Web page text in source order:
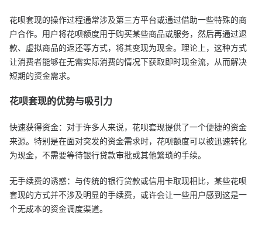
花呗套现的操作过程通常涉及第三方平台或通过借助一些特殊的商
户合作。用户将花呗额度用于购买某些商品或服务，然后再通过退
款、虚拟商品的返还等方式，将其变现为现金。理论上，这种方式
让消费者能够在无需实际消费的情况下获取即时现金流，从而解决
短期的资金需求。
花呗套现的优势与吸引力
快速获得资金：对于许多人来说，花呗套现提供了一个便捷的资金
来源。特别是在面对突发的资金需求时，花呗额度可以被迅速转化
为现金，不需要等待银行贷款审批或其他繁琐的手续。
无手续费的诱惑：与传统的银行贷款或信用卡取现相比，某些花呗
套现的方式并不涉及明显的手续费，或许会让一些用户感到这是一
个无成本的资金调度渠道。